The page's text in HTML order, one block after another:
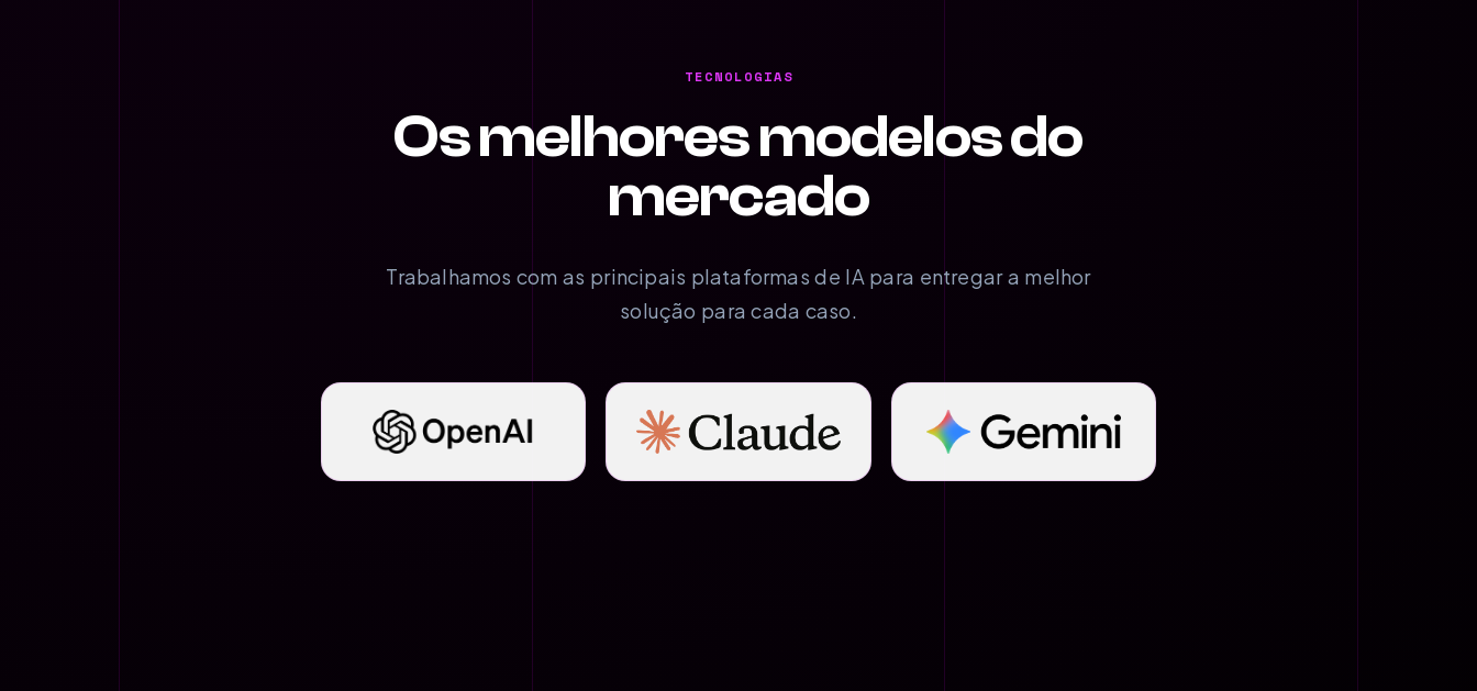
TECNOLOGIAS
Os melhores modelos do
mercado
Trabalhamos com as principais plataformas de IA para entregar a melhor
solução para cada caso.